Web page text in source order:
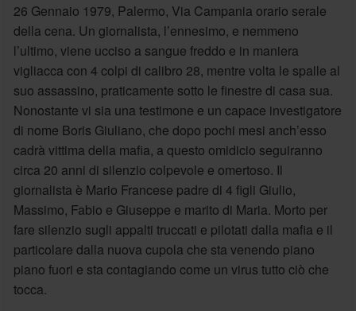
26 Gennaio 1979, Palermo, Via Campania orario serale
della cena. Un giornalista, l’ennesimo, e nemmeno
l’ultimo, viene ucciso a sangue freddo e in maniera
vigliacca con 4 colpi di calibro 28, mentre volta le spalle al
suo assassino, praticamente sotto le finestre di casa sua.
Nonostante vi sia una testimone e un capace investigatore
di nome Boris Giuliano, che dopo pochi mesi anch’esso
cadrà vittima della mafia, a questo omidicio seguiranno
circa 20 anni di silenzio colpevole e omertoso. Il
giornalista è Mario Francese padre di 4 figli Giulio,
Massimo, Fabio e Giuseppe e marito di Maria. Morto per
fare silenzio sugli appalti truccati e pilotati dalla mafia e il
particolare dalla nuova cupola che sta venendo piano
piano fuori e sta contagiando come un virus tutto ciò che
tocca.